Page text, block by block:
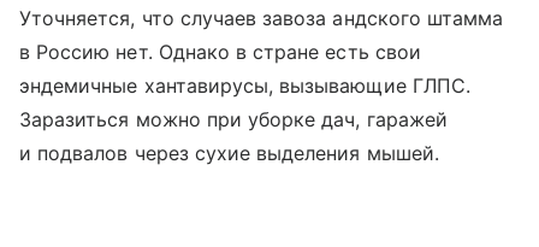
Уточняется, что случаев завоза андского штамма
в Россию нет. Однако в стране есть свои
эндемичные хантавирусы, вызывающие ГЛПС.
Заразиться можно при уборке дач, гаражей
и подвалов через сухие выделения мышей.